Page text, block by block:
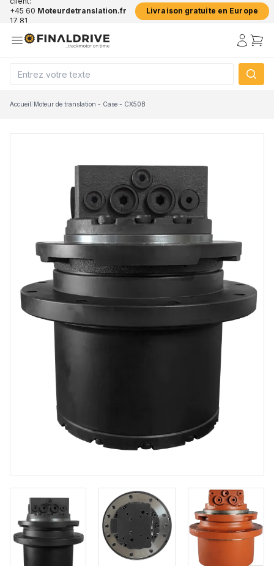
+45 60
17 81
Moteurdetranslation.fr Livraison gratuite en Europe
Accueil/Moteur de translation - Case - CX50B